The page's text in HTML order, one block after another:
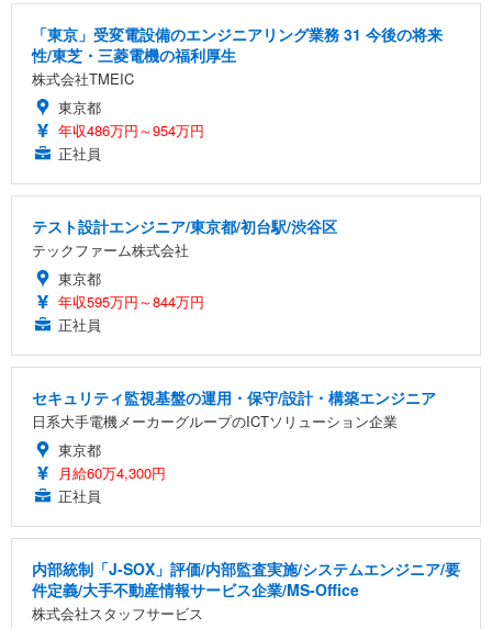
「東京」受変電設備のエンジニアリング業務 31 今後の将来
性/東芝・三菱電機の福利厚生
株式会社TMEIC
東京都
年収486万円～954万円
正社員
テスト設計エンジニア/東京都/初台駅/渋谷区
テックファーム株式会社
東京都
年収595万円～844万円
正社員
セキュリティ監視基盤の運用・保守/設計・構築エンジニア
日系大手電機メーカーグループのICTソリューション企業
東京都
月給60万4,300円
正社員
内部統制「J-SOX」評価/内部監査実施/システムエンジニア/要
件定義/大手不動産情報サービス企業/MS-Office
株式会社スタッフサービス